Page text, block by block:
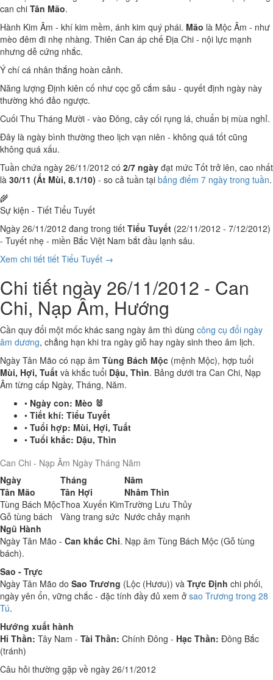
can chi Tân Mão.
Hành Kim Âm - khí kim mềm, ánh kim quý phái. Mão là Mộc Âm - như
mèo đêm đi nhẹ nhàng. Thiên Can áp chế Địa Chi - nội lực mạnh
nhưng dễ cứng nhắc.
Ý chí cá nhân thắng hoàn cảnh.
Năng lượng Định kiên cố như cọc gỗ cắm sâu - quyết định ngày này
thường khó đảo ngược.
Cuối Thu Tháng Mười - vào Đông, cây cối rụng lá, chuẩn bị mùa nghỉ.
Đây là ngày bình thường theo lịch vạn niên - không quá tốt cũng
không quá xấu.
Tuần chứa ngày 26/11/2012 có 2/7 ngày đạt mức Tốt trở lên, cao nhất
là 30/11 (Ất Mùi, 8.1/10) - so cả tuần tại bảng điểm 7 ngày trong tuần.
🌾
Sự kiện - Tiết Tiểu Tuyết
Ngày 26/11/2012 đang trong tiết Tiểu Tuyết (22/11/2012 - 7/12/2012)
- Tuyết nhẹ - miền Bắc Việt Nam bắt đầu lạnh sâu.
Xem chi tiết tiết Tiểu Tuyết →
Chi tiết ngày 26/11/2012 - Can
Chi, Nạp Âm, Hướng
Cần quy đổi một mốc khác sang ngày âm thì dùng công cụ đổi ngày
âm dương, chẳng hạn khi tra ngày giỗ hay ngày sinh theo âm lịch.
Ngày Tân Mão có nạp âm Tùng Bách Mộc (mệnh Mộc), hợp tuổi
Mùi, Hợi, Tuất và khắc tuổi Dậu, Thìn. Bảng dưới tra Can Chi, Nạp
Âm từng cấp Ngày, Tháng, Năm.
• Ngày con: Mèo 🐰
• Tiết khí: Tiểu Tuyết
• Tuổi hợp: Mùi, Hợi, Tuất
• Tuổi khắc: Dậu, Thìn
Can Chi - Nạp Âm Ngày Tháng Năm
Ngày
Tháng
Năm
Tân Mão
Tân Hợi
Nhâm Thìn
Tùng Bách MộcThoa Xuyến KimTrường Lưu Thủy
Gỗ tùng bách
Vàng trang sức Nước chảy mạnh
Ngũ Hành
Ngày Tân Mão - Can khắc Chi. Nạp âm Tùng Bách Mộc (Gỗ tùng
bách).
Sao - Trực
Ngày Tân Mão do Sao Trương (Lộc (Hươu)) và Trực Định chi phối,
ngày yên ổn, vững chắc - đặc tính đầy đủ xem ở sao Trương trong 28
Tú.
Hướng xuất hành
Hỉ Thần: Tây Nam - Tài Thần: Chính Đông - Hạc Thần: Đông Bắc
(tránh)
Câu hỏi thường gặp về ngày 26/11/2012